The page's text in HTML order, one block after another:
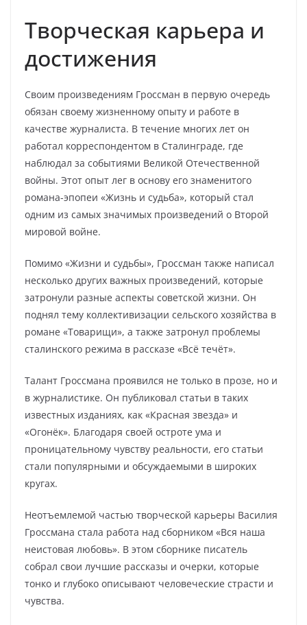
Творческая карьера и
достижения
Своим произведениям Гроссман в первую очередь
обязан своему жизненному опыту и работе в
качестве журналиста. В течение многих лет он
работал корреспондентом в Сталинграде, где
наблюдал за событиями Великой Отечественной
войны. Этот опыт лег в основу его знаменитого
романа-эпопеи «Жизнь и судьба», который стал
одним из самых значимых произведений о Второй
мировой войне.
Помимо «Жизни и судьбы», Гроссман также написал
несколько других важных произведений, которые
затронули разные аспекты советской жизни. Он
поднял тему коллективизации сельского хозяйства в
романе «Товарищи», а также затронул проблемы
сталинского режима в рассказе «Всё течёт».
Талант Гроссмана проявился не только в прозе, но и
в журналистике. Он публиковал статьи в таких
известных изданиях, как «Красная звезда» и
«Огонёк». Благодаря своей остроте ума и
проницательному чувству реальности, его статьи
стали популярными и обсуждаемыми в широких
кругах.
Неотъемлемой частью творческой карьеры Василия
Гроссмана стала работа над сборником «Вся наша
неистовая любовь». В этом сборнике писатель
собрал свои лучшие рассказы и очерки, которые
тонко и глубоко описывают человеческие страсти и
чувства.